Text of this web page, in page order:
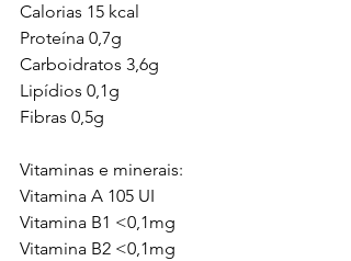
Calorias 15 kcal
Proteína 0,7g
Carboidratos 3,6g
Lipídios 0,1g
Fibras 0,5g
Vitaminas e minerais:
Vitamina A 105 UI
Vitamina B1 <0,1mg
Vitamina B2 <0,1mg